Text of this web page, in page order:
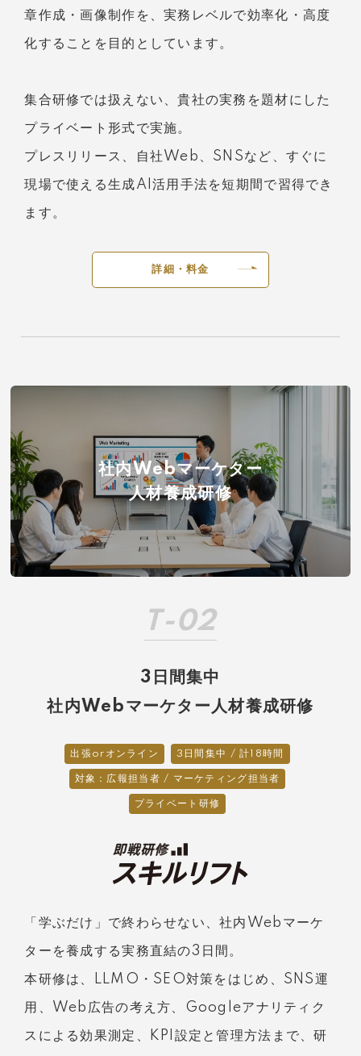
章作成・画像制作を、実務レベルで効率化・高度
化することを目的としています。
集合研修では扱えない、貴社の実務を題材にした
プライベート形式で実施。
プレスリリース、自社Web、SNSなど、すぐに
現場で使える生成AI活用手法を短期間で習得でき
ます。
詳細・料金
社内Webマーケター
人材養成研修
T-02
3日間集中
社内Webマーケター人材養成研修
出張orオンライン 3日間集中 / 計18時間
対象：広報担当者 / マーケティング担当者
プライベート研修
「学ぶだけ」で終わらせない、社内Webマーケ
ターを養成する実務直結の3日間。
本研修は、LLMO・SEO対策をはじめ、SNS運
用、Web広告の考え方、Googleアナリティク
スによる効果測定、KPI設定と管理方法まで、研